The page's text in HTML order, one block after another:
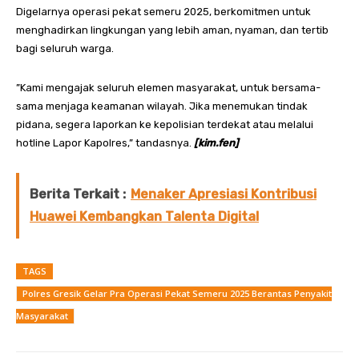
Digelarnya operasi pekat semeru 2025, berkomitmen untuk
menghadirkan lingkungan yang lebih aman, nyaman, dan tertib
bagi seluruh warga.
”Kami mengajak seluruh elemen masyarakat, untuk bersama-
sama menjaga keamanan wilayah. Jika menemukan tindak
pidana, segera laporkan ke kepolisian terdekat atau melalui
hotline Lapor Kapolres,” tandasnya. [kim.fen]
Berita Terkait : Menaker Apresiasi Kontribusi
Huawei Kembangkan Talenta Digital
TAGS
Polres Gresik Gelar Pra Operasi Pekat Semeru 2025 Berantas Penyakit
Masyarakat